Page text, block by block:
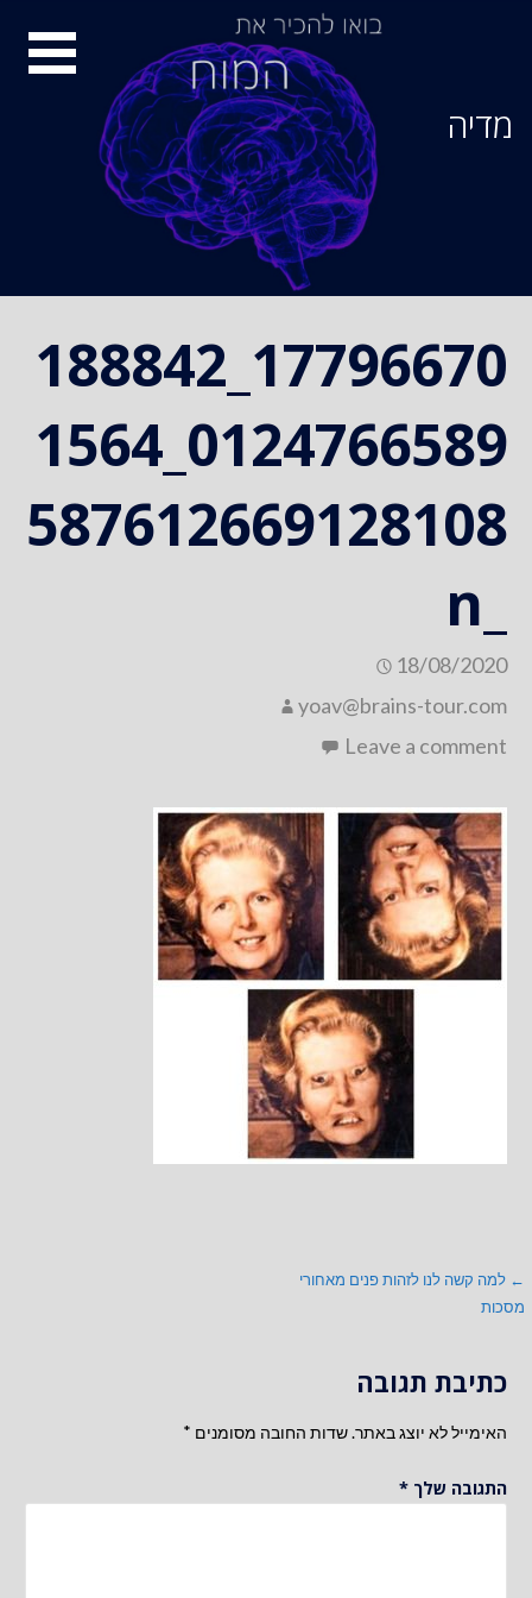
מדיה
17796670_188842
0124766589_1564
587612669128108
18/08/2020
yoav@brains-tour.com
Leave a comment
ניווט
← למה קשה לנו לזהות פנים מאחורי
מסכות
כתיבת תגובה
האימייל לא יוצג באתר.שדות החובה מסומנים *
התגובה שלך *